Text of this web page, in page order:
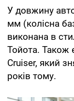
У довжину
мм (колісна
виконана в
Тойота. Також
Cruiser, який
років тому.